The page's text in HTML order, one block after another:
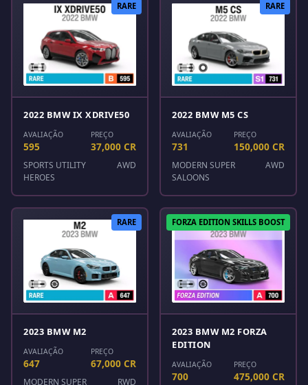
RARE
2022 BMW IX XDRIVE50
AVALIAÇÃO
595
PREÇO
37,000 CR
SPORTS UTILITY
HEROES
AWD
RARE
2022 BMW M5 CS
AVALIAÇÃO
731
PREÇO
150,000 CR
MODERN SUPER
SALOONS
AWD
RARE
2023 BMW M2
AVALIAÇÃO
647
PREÇO
67,000 CR
MODERN SUPER
RWD
FORZA EDITION SKILLS BOOST
2023 BMW M2 FORZA
EDITION
AVALIAÇÃO
700
PREÇO
475,000 CR